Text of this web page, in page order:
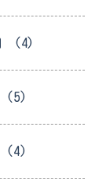
(4)
(5)
(4)